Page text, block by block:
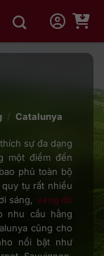
/ Catalunya
sự đa dạng
một điểm đến
phủ toàn bộ
tụ rất nhiều
sáng, vang đỏ
nhu cầu hằng
cũng cho
nổi bật như